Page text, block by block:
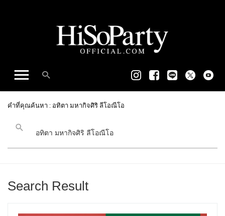
คำที่คุณค้นหา : อทิตา มหากิจศิริ ลีโอณีโอ
Search Result